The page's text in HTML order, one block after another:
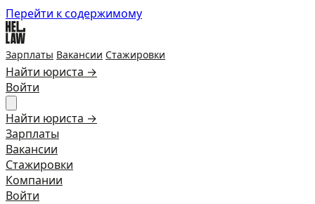
Перейти к содержимому
Зарплаты Вакансии Стажировки
Найти юриста →
Войти
Найти юриста →
Зарплаты
Вакансии
Стажировки
Компании
Войти